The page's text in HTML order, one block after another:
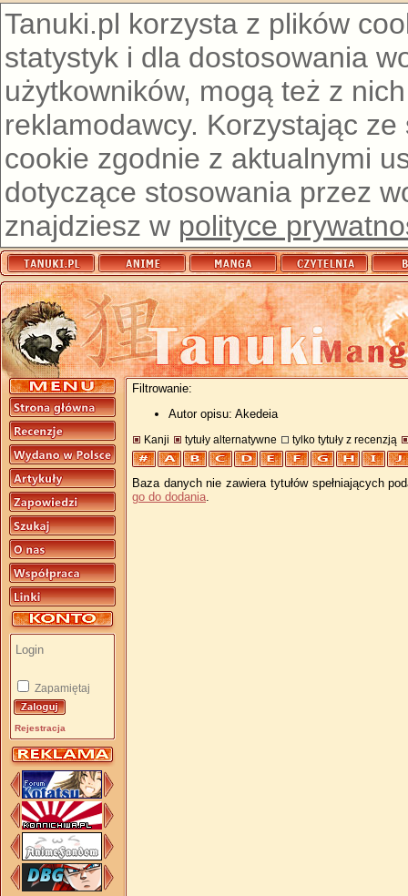
Tanuki.pl korzysta z plików
statystyk i dla dostosowania
użytkowników, mogą też z
reklamodawcy. Korzystając
cookie zgodnie z aktualnymi
dotyczące stosowania przez
znajdziesz w polityce
Zapamiętaj
Rejestracja
Filtrowanie:
Autor opisu: Akedeia
Kanji tytuły alternatywne tylko tytuły z recenzją
Baza danych nie zawiera tytułów spełniających
go do dodania.